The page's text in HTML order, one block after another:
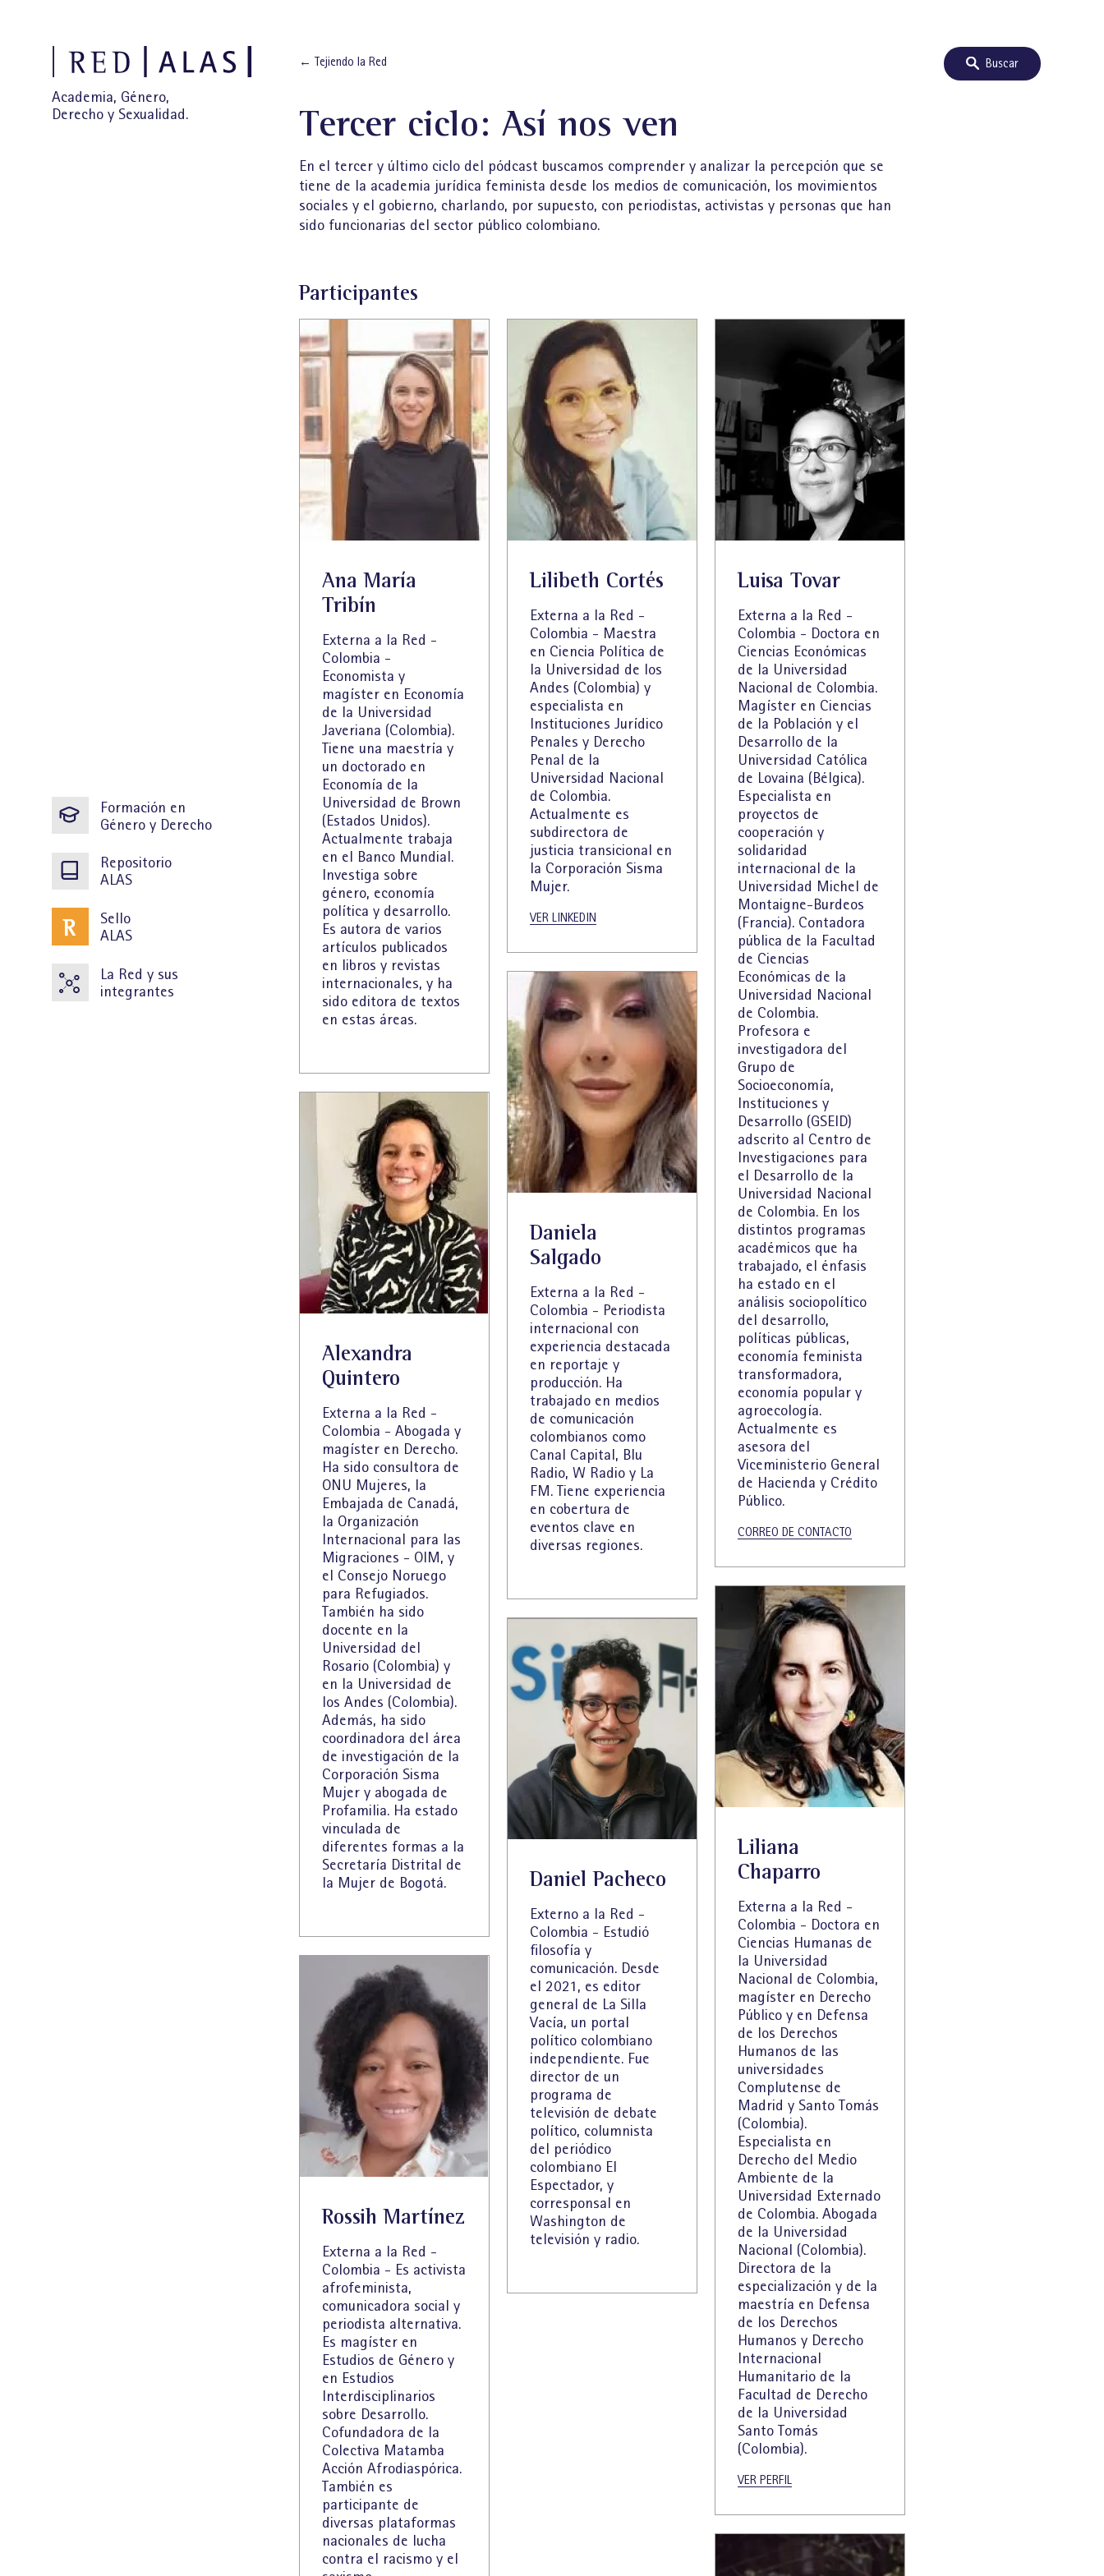
Academia, Género,
Derecho y Sexualidad.
Formación en
Género y Derecho
Repositorio
ALAS
Sello
ALAS
La Red y sus
integrantes
← Tejiendo la Red
Tercer ciclo: Así nos ven
En el tercer y último ciclo del pódcast buscamos comprender y analizar la percepción que se
tiene de la academia jurídica feminista desde los medios de comunicación, los movimientos
sociales y el gobierno, charlando, por supuesto, con periodistas, activistas y personas que han
sido funcionarias del sector público colombiano.
Participantes
Ana María
Tribín
Externa a la Red -
Colombia -
Economista y
magíster en Economía
de la Universidad
Javeriana (Colombia).
Tiene una maestría y
un doctorado en
Economía de la
Universidad de Brown
(Estados Unidos).
Actualmente trabaja
en el Banco Mundial.
Investiga sobre
género, economía
política y desarrollo.
Es autora de varios
artículos publicados
en libros y revistas
internacionales, y ha
sido editora de textos
en estas áreas.
Alexandra
Quintero
Externa a la Red -
Colombia - Abogada y
magíster en Derecho.
Ha sido consultora de
ONU Mujeres, la
Embajada de Canadá,
la Organización
Internacional para las
Migraciones - OIM, y
el Consejo Noruego
para Refugiados.
También ha sido
docente en la
Universidad del
Rosario (Colombia) y
en la Universidad de
los Andes (Colombia).
Además, ha sido
coordinadora del área
de investigación de la
Corporación Sisma
Mujer y abogada de
Profamilia. Ha estado
vinculada de
diferentes formas a la
Secretaría Distrital de
la Mujer de Bogotá.
Rossih Martínez
Externa a la Red -
Colombia - Es activista
afrofeminista,
comunicadora social y
periodista alternativa.
Es magíster en
Estudios de Género y
en Estudios
Interdisciplinarios
sobre Desarrollo.
Cofundadora de la
Colectiva Matamba
Acción Afrodiaspórica.
También es
participante de
diversas plataformas
nacionales de lucha
contra el racismo y el
Lilibeth Cortés
Externa a la Red -
Colombia - Maestra
en Ciencia Política de
la Universidad de los
Andes (Colombia) y
especialista en
Instituciones Jurídico
Penales y Derecho
Penal de la
Universidad Nacional
de Colombia.
Actualmente es
subdirectora de
justicia transicional en
la Corporación Sisma
Mujer.
VER LINKEDIN
Daniela
Salgado
Externa a la Red -
Colombia - Periodista
internacional con
experiencia destacada
en reportaje y
producción. Ha
trabajado en medios
de comunicación
colombianos como
Canal Capital, Blu
Radio, W Radio y La
FM. Tiene experiencia
en cobertura de
eventos clave en
diversas regiones.
Daniel Pacheco
Externo a la Red -
Colombia - Estudió
filosofía y
comunicación. Desde
el 2021, es editor
general de La Silla
Vacía, un portal
político colombiano
independiente. Fue
director de un
programa de
televisión de debate
político, columnista
del periódico
colombiano El
Espectador, y
corresponsal en
Washington de
televisión y radio.
Luisa Tovar
Externa a la Red -
Colombia - Doctora en
Ciencias Económicas
de la Universidad
Nacional de Colombia.
Magíster en Ciencias
de la Población y el
Desarrollo de la
Universidad Católica
de Lovaina (Bélgica).
Especialista en
proyectos de
cooperación y
solidaridad
internacional de la
Universidad Michel de
Montaigne-Burdeos
(Francia). Contadora
pública de la Facultad
de Ciencias
Económicas de la
Universidad Nacional
de Colombia.
Profesora e
investigadora del
Grupo de
Socioeconomía,
Instituciones y
Desarrollo (GSEID)
adscrito al Centro de
Investigaciones para
el Desarrollo de la
Universidad Nacional
de Colombia. En los
distintos programas
académicos que ha
trabajado, el énfasis
ha estado en el
análisis sociopolítico
del desarrollo,
políticas públicas,
economía feminista
transformadora,
economía popular y
agroecología.
Actualmente es
asesora del
Viceministerio General
de Hacienda y Crédito
Público.
CORREO DE CONTACTO
Liliana
Chaparro
Externa a la Red -
Colombia - Doctora en
Ciencias Humanas de
la Universidad
Nacional de Colombia,
magíster en Derecho
Público y en Defensa
de los Derechos
Humanos de las
universidades
Complutense de
Madrid y Santo Tomás
(Colombia).
Especialista en
Derecho del Medio
Ambiente de la
Universidad Externado
de Colombia. Abogada
de la Universidad
Nacional (Colombia).
Directora de la
especialización y de la
maestría en Defensa
de los Derechos
Humanos y Derecho
Internacional
Humanitario de la
Facultad de Derecho
de la Universidad
Santo Tomás
(Colombia).
VER PERFIL
Buscar